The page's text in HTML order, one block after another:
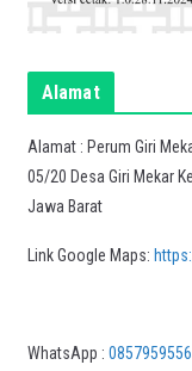
Alamat
Alamat : Perum Giri
05/20 Desa Giri Mekar
Jawa Barat
Link Google Maps:
WhatsApp :